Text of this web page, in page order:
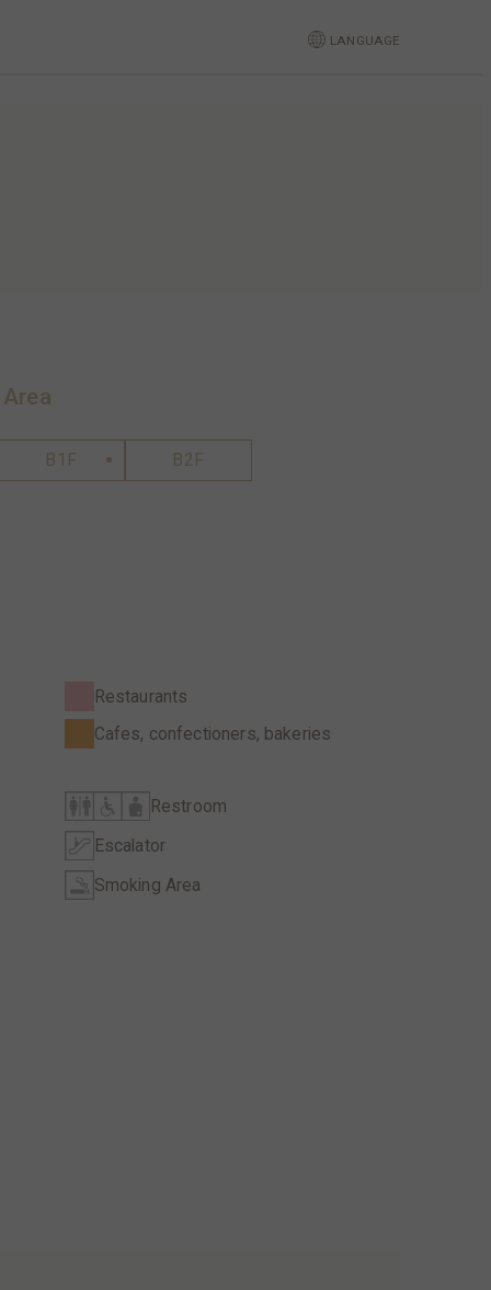
LANGUAGE
B1F B2F
Restaurants
Cafes, confectioners, bakeries
Restroom
Escalator
Smoking Area